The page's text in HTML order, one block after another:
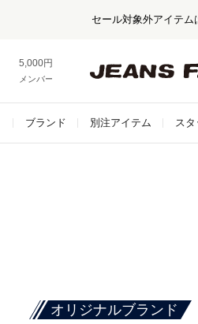
セール対象外アイテム
5,000円以上お買い上げで送料無料！
メンバー登録でお得な情報をゲット。さらに
ブランド 別注アイテム ス
オリジナルブランド